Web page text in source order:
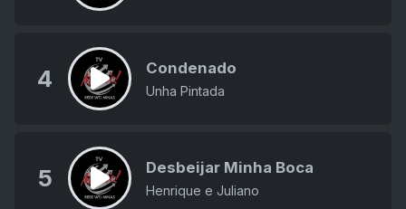
4 Condenado
Unha Pintada
5 Desbeijar Minha Boca
Henrique e Juliano